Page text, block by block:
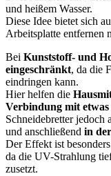
und heißem Wasser.
Diese Idee bietet sich
Arbeitsplatte entfernen
Bei Kunststoff- und
eingeschränkt, da die
eindringen kann.
Hier helfen die
Verbindung mit etwas
Schneidebretter jedoch
und anschließend in
Der Effekt ist
da die UV-Strahlung
zusetzt.